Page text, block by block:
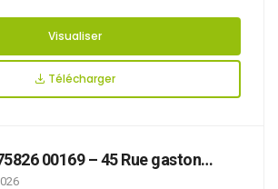
Visualiser
Télécharger
00169 – 45 Rue gaston